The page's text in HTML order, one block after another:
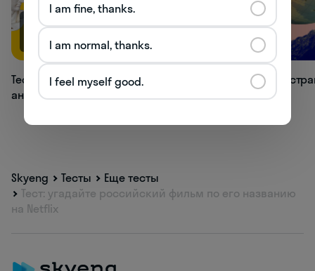
66.9K
Тест: как хорошо вы знаете времена
английского языка?
33.1K
Тест: в какой
Skyeng Тесты
Еще тесты
Тест: угадайте российский фильм по его названию
на Netflix
I am fine, thanks.
I am normal, thanks.
I feel myself good.